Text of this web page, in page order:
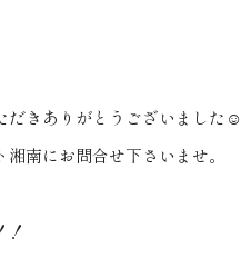
だきありがとうございました☺
南にお問合せ下さいませ。
！